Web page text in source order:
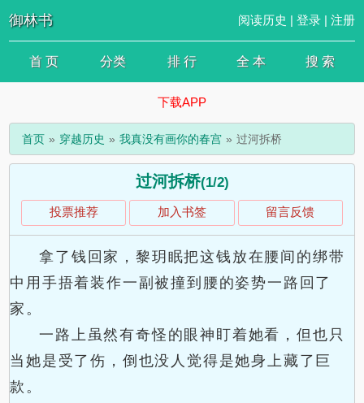
御林书 阅读历史 | 登录| 注册
首 页 分类 排 行 全 本 搜 索
下载APP
首页 穿越历史 我真没有画你的春宫 过河拆桥
过河拆桥(1/2)
投票推荐 加入书签 留言反馈
拿了钱回家，黎玥眠把这钱放在腰间的绑带
中用手捂着装作一副被撞到腰的姿势一路回了
家。
一路上虽然有奇怪的眼神盯着她看，但也只
当她是受了伤，倒也没人觉得是她身上藏了巨
款。